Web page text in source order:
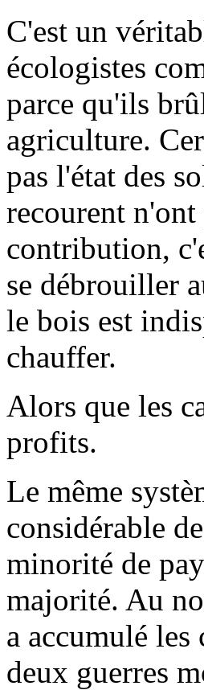
C'est un
écologistes
parce qu'ils
agriculture.
pas l'état des
recourent
contribution,
se débrouiller
le bois est
chauffer.
Alors que les
profits.
Le même
considérable
minorité de
majorité. Au
a accumulé les
deux guerres